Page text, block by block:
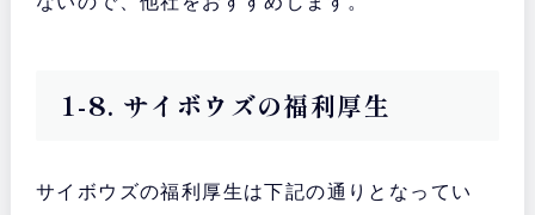
1-8. サイボウズの福利厚生
サイボウズの福利厚生は下記の通りとなってい